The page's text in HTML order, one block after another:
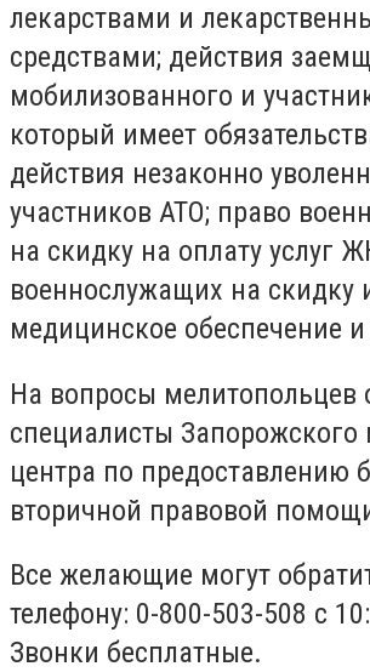
лекарствами и
средствами; действия
мобилизованного и
который имеет
действия незаконно
участников АТО; право
на скидку на оплату услуг
военнослужащих на скидку
медицинское обеспечение
На вопросы мелитопольцев
специалисты Запорожского
центра по предоставлению
вторичной правовой
Все желающие могут
телефону: 0-800-503-508 с
Звонки бесплатные.